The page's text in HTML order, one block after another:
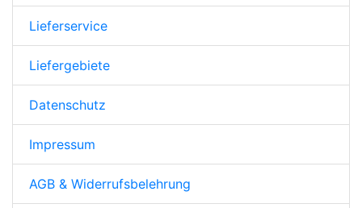
Lieferservice
Liefergebiete
Datenschutz
Impressum
AGB & Widerrufsbelehrung